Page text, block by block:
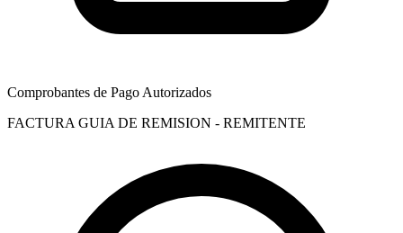
Comprobantes de Pago Autorizados
FACTURA GUIA DE REMISION - REMITENTE